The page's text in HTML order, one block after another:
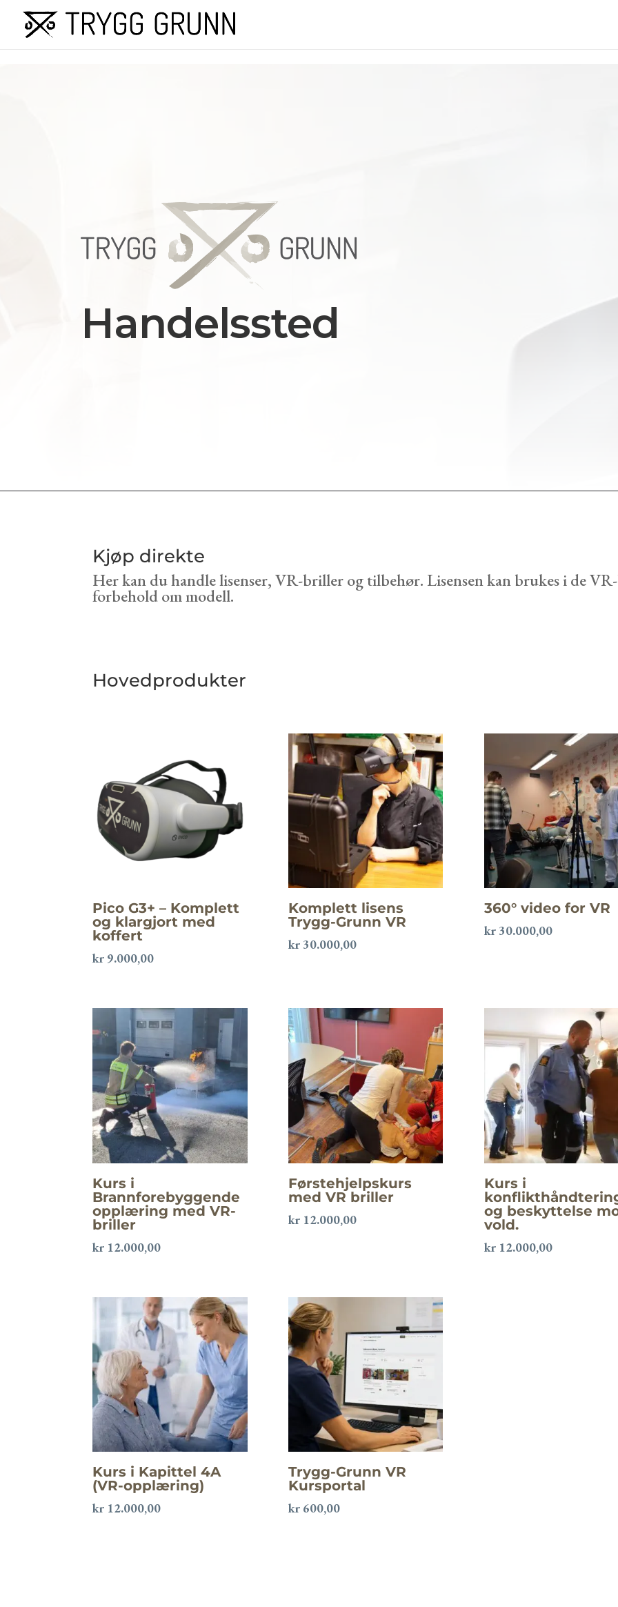
Handelssted
Kjøp direkte
Her kan du handle lisenser, VR-briller og tilbehør. Lisensen kan brukes i de
forbehold om modell.
Hovedprodukter
Pico G3+ – Komplett
og klargjort med
koffert
kr 9.000,00
Komplett lisens
Trygg-Grunn VR
kr30.000,00
360° video for VR
kr30.000,00
Kurs i
Brannforebyggende
opplæring med VR-
briller
kr 12.000,00
Førstehjelpskurs
med VR briller
kr12.000,00
Kurs i
og beskyttelse
vold.
kr12.000,00
Kurs i Kapittel 4A
(VR-opplæring)
kr 12.000,00
Trygg-Grunn VR
Kursportal
kr600,00